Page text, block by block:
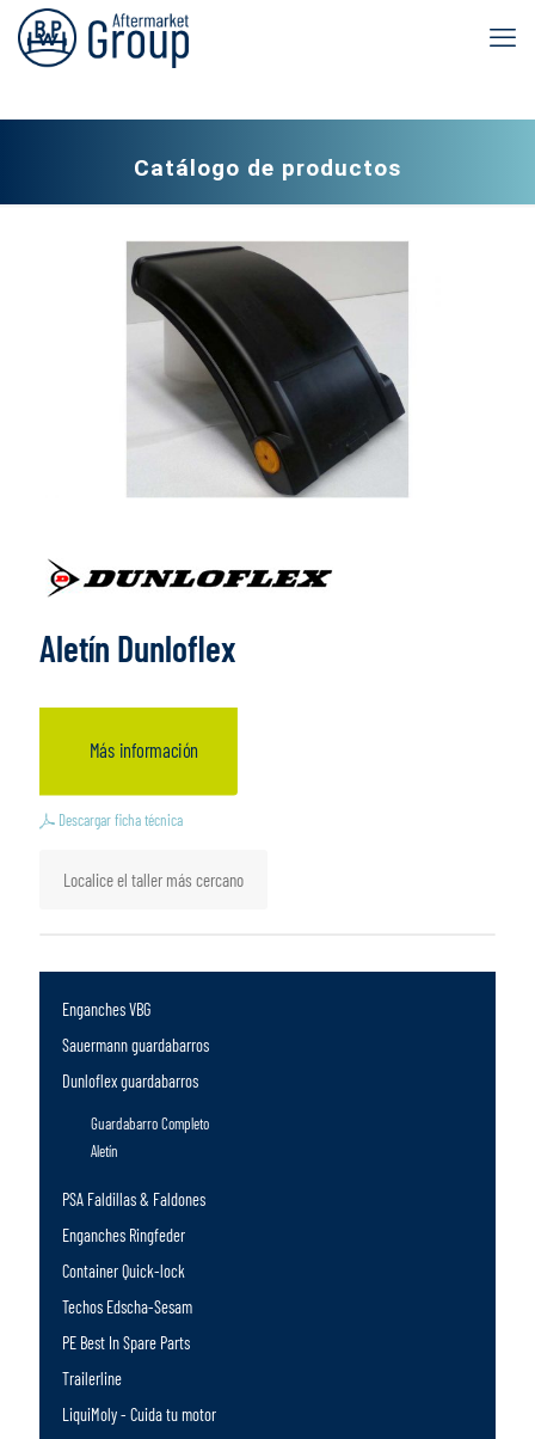
Catálogo de productos
Aletín Dunloflex
Más información
Descargar ficha técnica
Localice el taller más cercano
Enganches VBG
Sauermann guardabarros
Dunloflex guardabarros
Guardabarro Completo
Aletín
PSA Faldillas & Faldones
Enganches Ringfeder
Container Quick-lock
Techos Edscha-Sesam
PE Best In Spare Parts
Trailerline
LiquiMoly - Cuida tu motor